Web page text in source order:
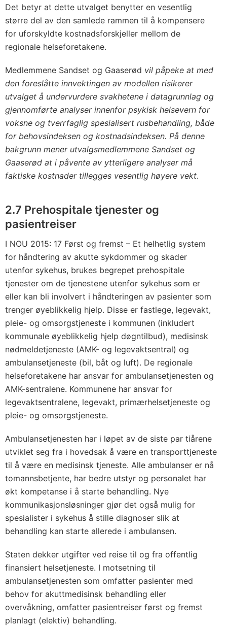
Det betyr at dette utvalget benytter en vesentlig
større del av den samlede rammen til å kompensere
for uforskyldte kostnadsforskjeller mellom de
regionale helseforetakene.
Medlemmene Sandset og Gaaserød vil påpeke at med
den foreslåtte innvektingen av modellen risikerer
utvalget å undervurdere svakhetene i datagrunnlag og
gjennomførte analyser innenfor psykisk helsevern for
voksne og tverrfaglig spesialisert rusbehandling, både
for behovsindeksen og kostnadsindeksen. På denne
bakgrunn mener utvalgsmedlemmene Sandset og
Gaaserød at i påvente av ytterligere analyser må
faktiske kostnader tillegges vesentlig høyere vekt.
2.7 Prehospitale tjenester og
pasientreiser
I NOU 2015: 17 Først og fremst – Et helhetlig system
for håndtering av akutte sykdommer og skader
utenfor sykehus, brukes begrepet prehospitale
tjenester om de tjenestene utenfor sykehus som er
eller kan bli involvert i håndteringen av pasienter som
trenger øyeblikkelig hjelp. Disse er fastlege, legevakt,
pleie- og omsorgstjeneste i kommunen (inkludert
kommunale øyeblikkelig hjelp døgntilbud), medisinsk
nødmeldetjeneste (AMK- og legevaktsentral) og
ambulansetjeneste (bil, båt og luft). De regionale
helseforetakene har ansvar for ambulansetjenesten og
AMK-sentralene. Kommunene har ansvar for
legevaktsentralene, legevakt, primærhelsetjeneste og
pleie- og omsorgstjeneste.
Ambulansetjenesten har i løpet av de siste par tiårene
utviklet seg fra i hovedsak å være en transporttjeneste
til å være en medisinsk tjeneste. Alle ambulanser er nå
tomannsbetjente, har bedre utstyr og personalet har
økt kompetanse i å starte behandling. Nye
kommunikasjonsløsninger gjør det også mulig for
spesialister i sykehus å stille diagnoser slik at
behandling kan starte allerede i ambulansen.
Staten dekker utgifter ved reise til og fra offentlig
finansiert helsetjeneste. I motsetning til
ambulansetjenesten som omfatter pasienter med
behov for akuttmedisinsk behandling eller
overvåkning, omfatter pasientreiser først og fremst
planlagt (elektiv) behandling.